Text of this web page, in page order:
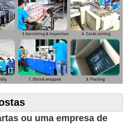
ou uma empresa de